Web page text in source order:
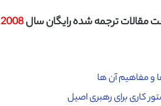
مقالات ترجمه شده رایگان سال2008
و مفاهیم آن ها
کاری برای رهبری اصیل